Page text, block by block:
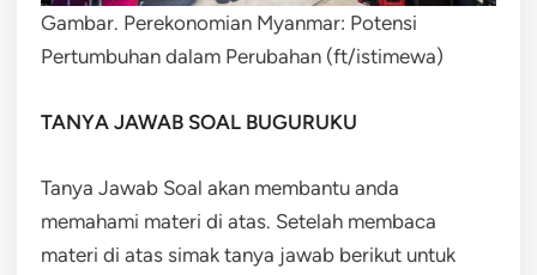
Gambar. Perekonomian Myanmar: Potensi
Pertumbuhan dalam Perubahan (ft/istimewa)
TANYA JAWAB SOAL BUGURUKU
Tanya Jawab Soal akan membantu anda
memahami materi di atas. Setelah membaca
materi di atas simak tanya jawab berikut untuk